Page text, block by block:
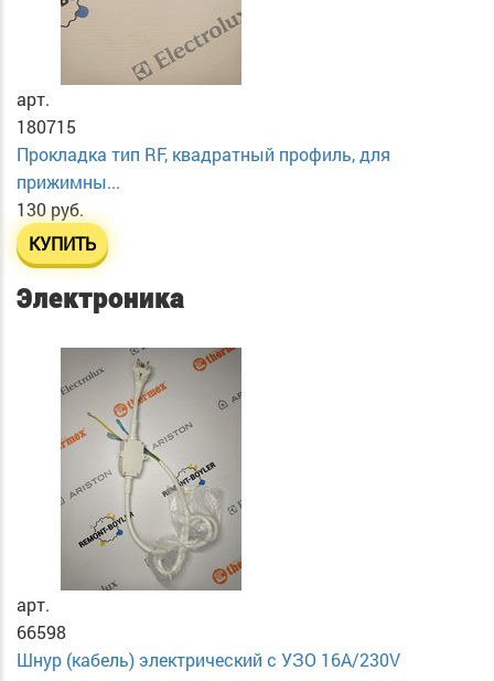
арт.
180715
Прокладка тип RF, квадратный профиль, для
прижимны...
130 руб.
КУПИТЬ
Электроника
арт.
66598
Шнур (кабель) электрический с УЗО 16А/230V